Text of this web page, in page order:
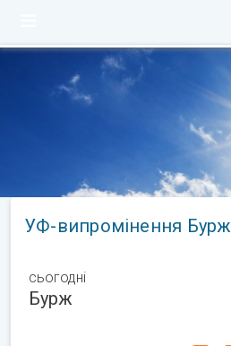
УФ-випромінення Бурж
сьогодні
Бурж